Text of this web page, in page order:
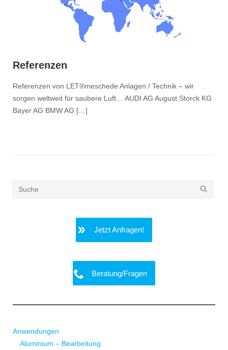
Referenzen
Referenzen von LET®meschede Anlagen / Technik – wir
sorgen weltweit für saubere Luft… AUDI AG August Storck KG
Bayer AG BMW AG […]
Search
Jetzt Anfragen!
Beratung/Fragen
Anwendungen
Aluminium – Bearbeitung